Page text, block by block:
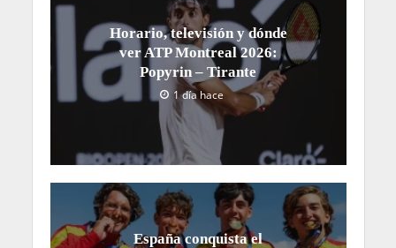
Horario, televisión y dónde
ver ATP Montreal 2026:
Popyrin – Tirante
1 día hace
España conquista el